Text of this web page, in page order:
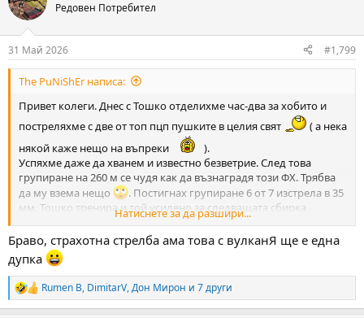
t
i
s
:
Редовен Потребител
31 Май 2026 #1,799
The PuNiShEr написа:
Привет колеги. Днес с Тошко отделихме час-два за хобито и
постреляхме с две от топ пцп пушките в целия свят
( а нека
някой каже нещо на въпреки
).
Успяхме даже да хванем и известно безветрие. След това
групиране на 260 м се чудя как да възнаградя този ФХ. Трябва
да му взема нещо
. Постигнах групиране 6 от 7 изстрела в 35
мм. Тошко тренира и той усилено за следващата сбирка
Приятелско надстрелване. Ето и снимка -две :
View attachment 133943View attachment 133944View attachment
133945
Натиснете за да разшири...
Браво, страхотна стрелба ама това с вулканЯ ще е една
дупка
R
e
Rumen B, DimitarV,Дон Мирон и 7 други